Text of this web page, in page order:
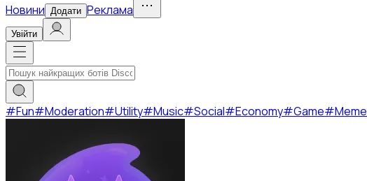
Новини Додати Реклама
Увійти
#Fun#Moderation#Utility#Music#Social#Economy#Game#Meme